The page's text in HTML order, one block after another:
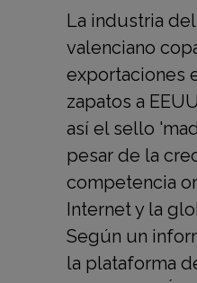
La industria
valenciano
exportaciones
zapatos a
así el sello
pesar de la
competencia
Internet y la
Según un
la plataforma